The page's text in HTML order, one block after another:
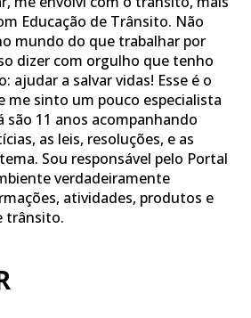
Educação de Trânsito. Não
mundo do que trabalhar por
dizer com orgulho que tenho
ajudar a salvar vidas! Esse é o
me sinto um pouco especialista
11 anos acompanhando
as leis, resoluções, e as
Sou responsável pelo Portal
verdadeiramente
atividades, produtos e
trânsito.